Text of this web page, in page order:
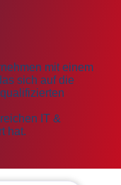
mit einem
sich auf die
IT &
hat.